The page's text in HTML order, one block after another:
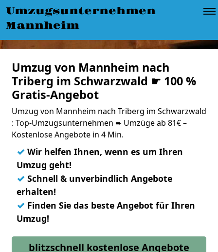
Umzugsunternehmen
Mannheim
Umzug von Mannheim nach
Triberg im Schwarzwald ☛ 100 %
Gratis-Angebot
Umzug von Mannheim nach Triberg im Schwarzwald
: Top-Umzugsunternehmen ➨ Umzüge ab 81€ –
Kostenlose Angebote in 4 Min.
✓ Wir helfen Ihnen, wenn es um Ihren
Umzug geht!
✓ Schnell & unverbindlich Angebote
erhalten!
✓ Finden Sie das beste Angebot für Ihren
Umzug!
blitzschnell kostenlose Angebote